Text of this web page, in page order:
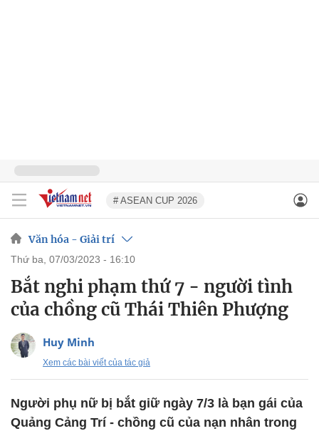
# ASEAN CUP 2026
Văn hóa - Giải trí
thứ ba, 07/03/2023 - 16:10
Bắt nghi phạm thứ 7 - người tình
của chồng cũ Thái Thiên Phượng
Huy Minh
Xem các bài viết của tác giả
Người phụ nữ bị bắt giữ ngày 7/3 là bạn gái của
Quảng Cảng Trí - chồng cũ của nạn nhân trong